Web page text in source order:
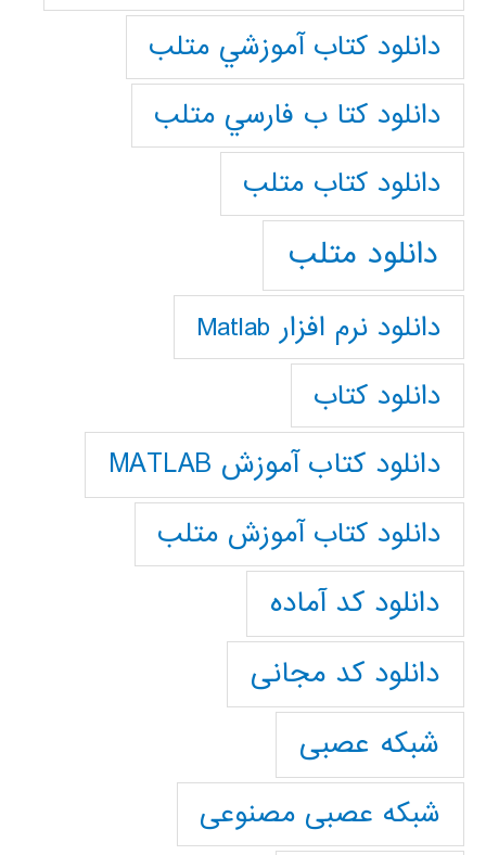
دانلود كتاب آموزشي متلب
دانلود كتا ب فارسي متلب
دانلود كتاب متلب
دانلود متلب
دانلود نرم افزار Matlab
دانلود کتاب
دانلود کتاب آموزش MATLAB
دانلود کتاب آموزش متلب
دانلود کد آماده
دانلود کد مجانی
شبکه عصبی
شبکه عصبی مصنوعی